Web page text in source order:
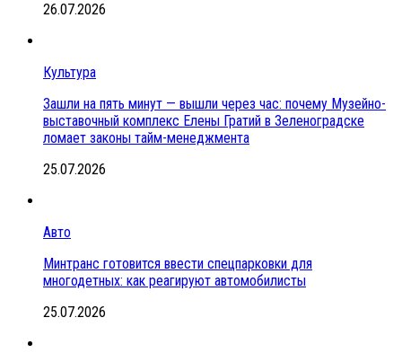
26.07.2026
Культура
Зашли на пять минут — вышли через час: почему Музейно-
выставочный комплекс Елены Гратий в Зеленоградске
ломает законы тайм-менеджмента
25.07.2026
Авто
Минтранс готовится ввести спецпарковки для
многодетных: как реагируют автомобилисты
25.07.2026